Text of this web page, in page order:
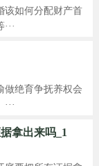
该如何分配财产首
做绝育争抚养权会
拿出来吗_1